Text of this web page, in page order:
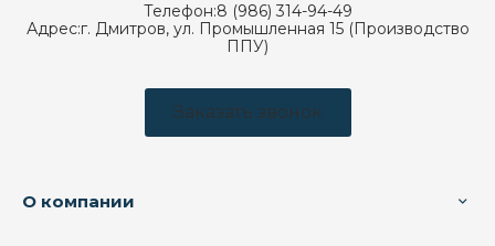
Телефон:8 (986) 314-94-49
Адрес:г. Дмитров, ул. Промышленная 15 (Производство
ППУ)
Заказать звонок
О компании